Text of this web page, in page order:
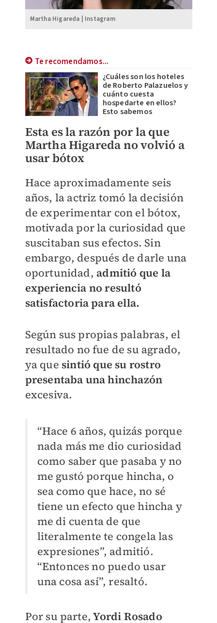
Martha Higareda | Instagram
Te recomendamos...
¿Cuáles son los hoteles
de Roberto Palazuelos y
cuánto cuesta
hospedarte en ellos?
Esto sabemos
Esta es la razón por la que
Martha Higareda no volvió a
usar bótox
Hace aproximadamente seis
años, la actriz tomó la decisión
de experimentar con el bótox,
motivada por la curiosidad que
suscitaban sus efectos. Sin
embargo, después de darle una
oportunidad, admitió que la
experiencia no resultó
satisfactoria para ella.
Según sus propias palabras, el
resultado no fue de su agrado,
ya que sintió que su rostro
presentaba una hinchazón
excesiva.
“Hace 6 años, quizás porque
nada más me dio curiosidad
como saber que pasaba y no
me gustó porque hincha, o
sea como que hace, no sé
tiene un efecto que hincha y
me di cuenta de que
literalmente te congela las
expresiones”, admitió.
“Entonces no puedo usar
una cosa así”, resaltó.
Por su parte, Yordi Rosado